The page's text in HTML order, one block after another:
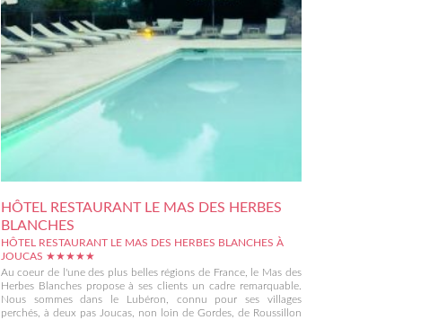
HÔTEL RESTAURANT LE MAS DES HERBES
BLANCHES
HÔTEL RESTAURANT LE MAS DES HERBES BLANCHES À
JOUCAS ★★★★★
Au coeur de l'une des plus belles régions de France, le Mas des
Herbes Blanches propose à ses clients un cadre remarquable.
Nous sommes dans le Lubéron, connu pour ses villages
perchés, à deux pas Joucas, non loin de Gordes, de Roussillon